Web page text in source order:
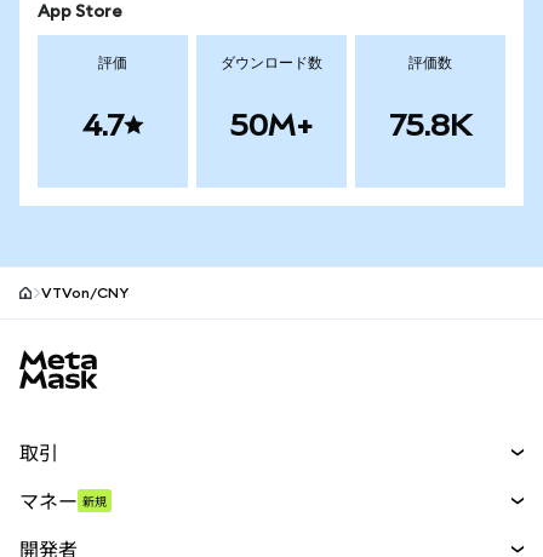
App Store
評価
4.7
ダウンロード数
50M+
評価数
75.8K
VTVon/CNY
取引
マネー 新規
開発者